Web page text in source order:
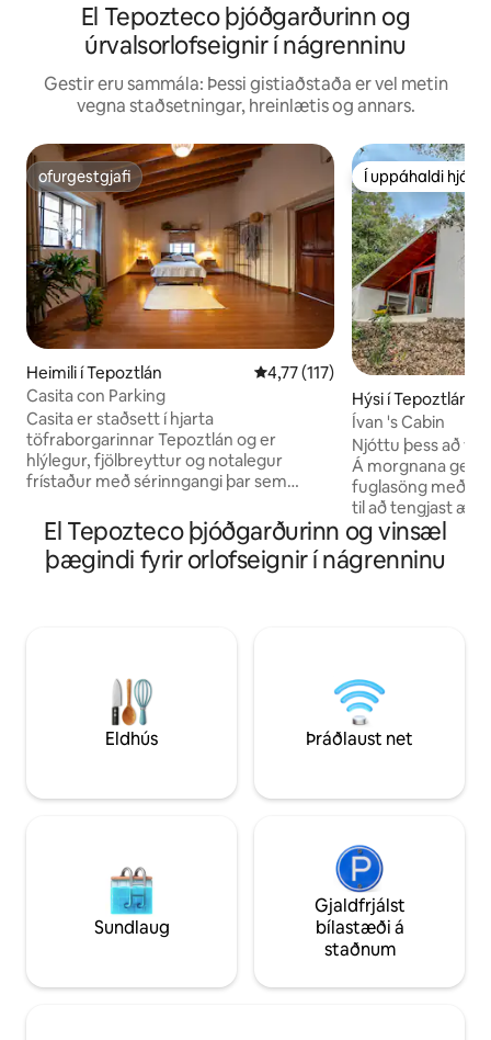
El Tepozteco þjóðgarðurinn og
úrvalsorlofseignir í nágrenninu
Gestir eru sammála: Þessi gistiaðstaða er vel metin
vegna staðsetningar, hreinlætis og annars.
ofurgestgjafi
ofurgestgjafi
Heimili í Tepoztlán 4,77 af 5 í meðaleinkunn, 117
4,77 (117)
Casita con Parking
Casita er staðsett í hjarta
töfraborgarinnar Tepoztlán og er
hlýlegur, fjölbreyttur og notalegur
frístaður með sérinngangi þar sem
fjöllum og bestu kaffihúsum,
veitingahúsum og börum bæjarins,
aðeins einu húsaröð frá miðbænum og
afslappað andrúmsloft svo að þú getir
notið dvalarinnar.
Í uppáhaldi hjá
Í uppáhaldi hjá
Hýsi í Tepoztlán
Ívan 's Cabin
Njóttu þess að
Á morgnana
fuglasöng með
til að tengjast
dagsins eins oft
staðsettur í 15
miðbæ Tepoztlán
langar helgar og
Gróður er
El Tepozteco þjóðgarðurinn og vinsæl
þægindi fyrir orlofseignir í nágrenninu
Eldhús Þráðlaust net
Sundlaug
Gjaldfrjálst
bílastæði á
staðnum